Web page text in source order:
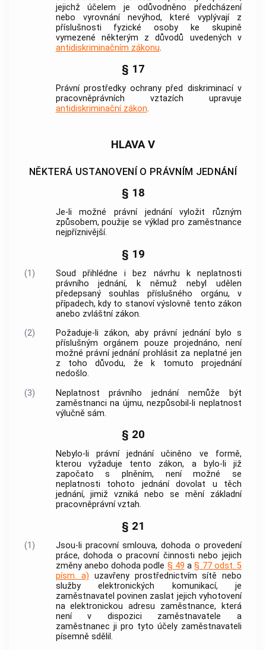
jejichž účelem je odůvodněno předcházení
nebo vyrovnání nevýhod, které vyplývají z
příslušnosti fyzické osoby ke skupině
vymezené některým z důvodů uvedených v
antidiskriminačním zákonu.
§ 17
Právní prostředky ochrany před diskriminací v
pracovněprávních vztazích upravuje
antidiskriminační zákon.
HLAVA V
NĚKTERÁ USTANOVENÍ O PRÁVNÍM JEDNÁNÍ
§ 18
Je-li možné právní jednání vyložit různým
způsobem, použije se výklad pro zaměstnance
nejpříznivější.
§ 19
(1)
Soud přihlédne i bez návrhu k neplatnosti
právního jednání, k němuž nebyl udělen
předepsaný souhlas příslušného orgánu, v
případech, kdy to stanoví výslovně tento zákon
anebo zvláštní zákon.
(2)
Požaduje-li zákon, aby právní jednání bylo s
příslušným orgánem pouze projednáno, není
možné právní jednání prohlásit za neplatné jen
z toho důvodu, že k tomuto projednání
nedošlo.
(3)
Neplatnost právního jednání nemůže být
zaměstnanci na újmu, nezpůsobil-li neplatnost
výlučně sám.
§ 20
Nebylo-li právní jednání učiněno ve formě,
kterou vyžaduje tento zákon, a bylo-li již
započato s plněním, není možné se
neplatnosti tohoto jednání dovolat u těch
jednání, jimiž vzniká nebo se mění základní
pracovněprávní vztah.
§ 21
(1)
Jsou-li pracovní smlouva, dohoda o provedení
práce, dohoda o pracovní činnosti nebo jejich
změny anebo dohoda podle § 49 a§ 77 odst. 5
písm. a) uzavřeny prostřednictvím sítě nebo
služby elektronických komunikací, je
zaměstnavatel povinen zaslat jejich vyhotovení
na elektronickou adresu zaměstnance, která
není v dispozici zaměstnavatele a
zaměstnanec ji pro tyto účely zaměstnavateli
písemně sdělil.